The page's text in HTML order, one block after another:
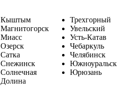
Кыштым
Магнитогорск
Миасс
Озерск
Сатка
Снежинск
Солнечная
Долина
Трехгорный
Увельский
Усть-Катав
Чебаркуль
Челябинск
Южноуральск
Юрюзань